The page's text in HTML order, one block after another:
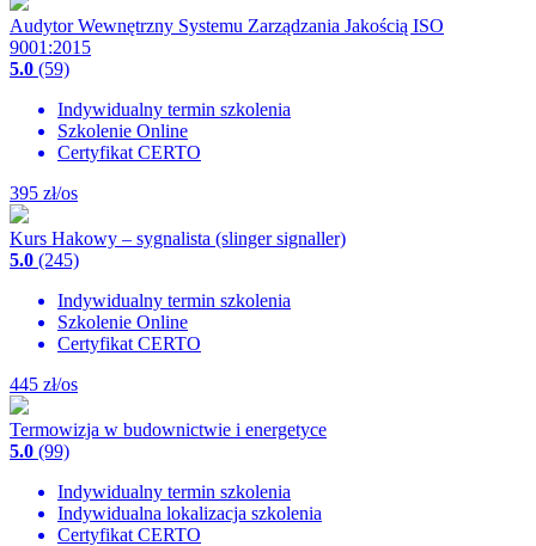
Audytor Wewnętrzny Systemu Zarządzania Jakością ISO
9001:2015
5.0 (59)
Indywidualny termin szkolenia
Szkolenie Online
Certyfikat CERTO
395 zł/os
Kurs Hakowy – sygnalista (slinger signaller)
5.0 (245)
Indywidualny termin szkolenia
Szkolenie Online
Certyfikat CERTO
445 zł/os
Termowizja w budownictwie i energetyce
5.0 (99)
Indywidualny termin szkolenia
Indywidualna lokalizacja szkolenia
Certyfikat CERTO